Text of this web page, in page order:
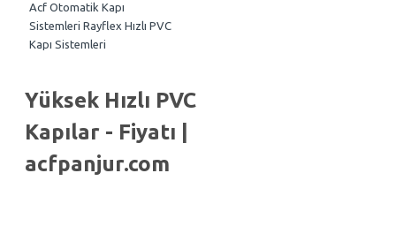
Acf Otomatik Kapı
Sistemleri Rayflex Hızlı PVC
Kapı Sistemleri
Yüksek Hızlı PVC
Kapılar - Fiyatı |
acfpanjur.com